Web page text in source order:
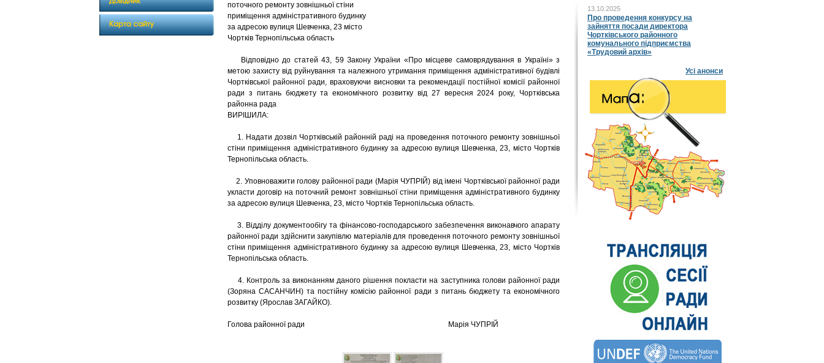
поточного ремонту зовнішньої стіни
приміщення адміністративного будинку
за адресою вулиця Шевченка, 23 місто
Чортків Тернопільська область
Відповідно до статей 43, 59 Закону України «Про місцеве самоврядування в Україні» з
метою захисту від руйнування та належного утримання приміщення адміністративної будівлі
Чортківської районної ради, враховуючи висновки та рекомендації постійної комісії районної
ради з питань бюджету та економічного розвитку від 27 вересня 2024 року, Чортківська
районна рада
ВИРІШИЛА:
1. Надати дозвіл Чортківській районній раді на проведення поточного ремонту зовнішньої
стіни приміщення адміністративного будинку за адресою вулиця Шевченка, 23, місто Чортків
Тернопільська область.
2. Уповноважити голову районної ради (Марія ЧУПРІЙ) від імені Чортківської районної ради
укласти договір на поточний ремонт зовнішньої стіни приміщення адміністративного будинку
за адресою вулиця Шевченка, 23, місто Чортків Тернопільська область.
3. Відділу документообігу та фінансово-господарського забезпечення виконавчого апарату
районної ради здійснити закупівлю матеріалів для проведення поточного ремонту зовнішньої
стіни приміщення адміністративного будинку за адресою вулиця Шевченка, 23, місто Чортків
Тернопільська область.
4. Контроль за виконанням даного рішення покласти на заступника голови районної ради
(Зоряна САСАНЧИН) та постійну комісію районної ради з питань бюджету та економічного
розвитку (Ярослав ЗАГАЙКО).
Голова районної ради Марія ЧУПРІЙ
13.10.2025
Про проведення конкурсу на
зайняття посади директора
Чортківського районного
комунального підприємства
«Трудовий архів»
Усі анонси